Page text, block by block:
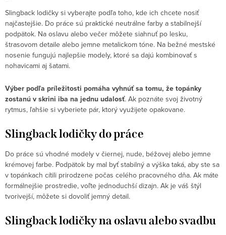
Slingback lodičky si vyberajte podľa toho, kde ich chcete nosiť
najčastejšie. Do práce sú praktické neutrálne farby a stabilnejší
podpätok. Na oslavu alebo večer môžete siahnuť po lesku,
štrasovom detaile alebo jemne metalickom tóne. Na bežné mestské
nosenie fungujú najlepšie modely, ktoré sa dajú kombinovať s
nohavicami aj šatami.
Výber podľa príležitosti pomáha vyhnúť sa tomu, že topánky
zostanú v skrini iba na jednu udalosť. Ak poznáte svoj životný
rytmus, ľahšie si vyberiete pár, ktorý využijete opakovane.
Slingback lodičky do práce
Do práce sú vhodné modely v čiernej, nude, béžovej alebo jemne
krémovej farbe. Podpätok by mal byť stabilný a výška taká, aby ste sa
v topánkach cítili prirodzene počas celého pracovného dňa. Ak máte
formálnejšie prostredie, voľte jednoduchší dizajn. Ak je váš štýl
tvorivejší, môžete si dovoliť jemný detail.
Slingback lodičky na oslavu alebo svadbu